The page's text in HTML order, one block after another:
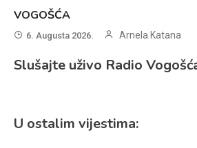
VOGOŠĆA
6. Augusta 2026. Arnela Katana
Slušajte uživo Radio
U ostalim vijestima: